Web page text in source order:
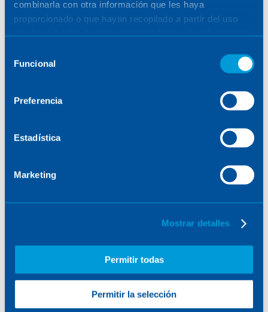
combinarla con otra información que les haya
proporcionado o que hayan recopilado a partir del uso
Funcional
Preferencia
Estadística
Marketing
Mostrar detalles
Permitir todas
Permitir la selección